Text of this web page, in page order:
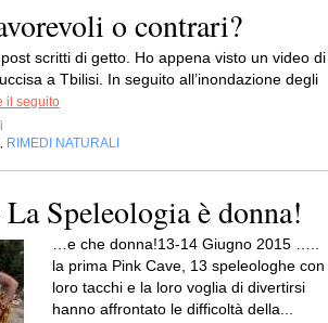
o contrari?
scritti di getto. Ho appena visto un video di
a Tbilisi. In seguito all’inondazione degli
il seguito
RIMEDI NATURALI
Speleologia è donna!
…e che donna!13-14 Giugno 2015 …..
la prima Pink Cave, 13 speleologhe con
loro tacchi e la loro voglia di divertirsi
hanno affrontato le difficoltà della...